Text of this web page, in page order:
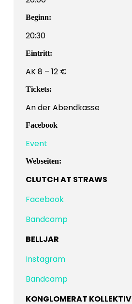
Beginn:
20:30
Eintritt:
AK 8 – 12 €
Tickets:
An der Abendkasse
Facebook
Event
Webseiten:
CLUTCH AT STRAWS
Facebook
Bandcamp
BELLJAR
Instagram
Bandcamp
KONGLOMERAT KOLLEKTIV